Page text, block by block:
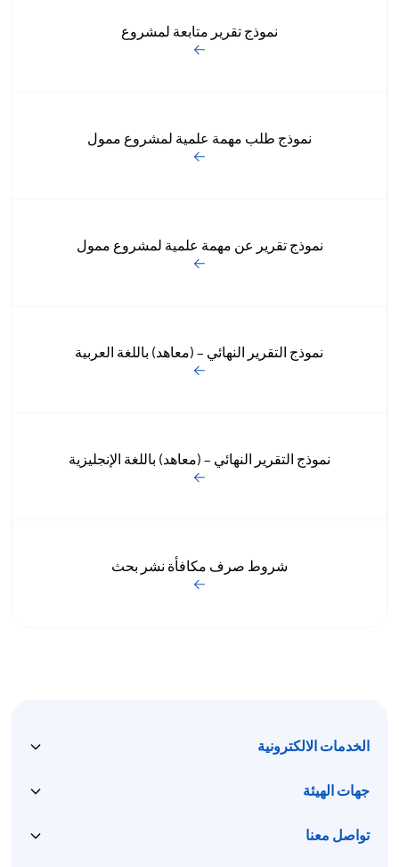
نموذج تقرير متابعة لمشروع
نموذج طلب مهمة علمية لمشروع ممول
نموذج تقرير عن مهمة علمية لمشروع ممول
نموذج التقرير النهائي – (معاهد) باللغة العربية
نموذج التقرير النهائي – (معاهد) باللغة الإنجليزية
شروط صرف مكافأة نشر بحث
الخدمات الالكترونية
جهات الهيئة
تواصل معنا